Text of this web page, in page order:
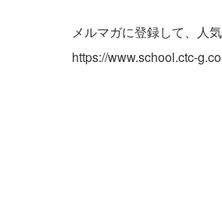
メルマガに登録して、人
https://www.school.ctc-